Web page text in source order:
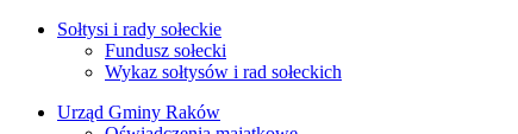
Sołtysi i rady sołeckie
Fundusz sołecki
Wykaz sołtysów i rad sołeckich
Urząd Gminy Raków